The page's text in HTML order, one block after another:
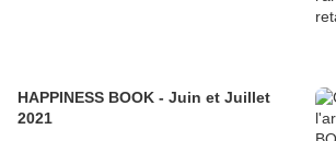
HAPPINESS BOOK - Juin et Juillet
2021